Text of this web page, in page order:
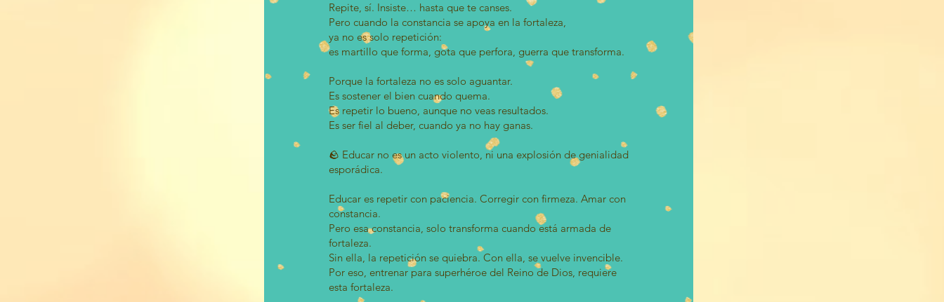
Repite, sí. Insiste… hasta que te canses.
Pero cuando la constancia se apoya en la fortaleza,
ya no es solo repetición:
es martillo que forma, gota que perfora, guerra que transforma.
Porque la fortaleza no es solo aguantar.
Es sostener el bien cuando quema.
Es repetir lo bueno, aunque no veas resultados.
Es ser fiel al deber, cuando ya no hay ganas.
🪨 Educar no es un acto violento, ni una explosión de genialidad
esporádica.
Educar es repetir con paciencia. Corregir con firmeza. Amar con
constancia.
Pero esa constancia, solo transforma cuando está armada de
fortaleza.
Sin ella, la repetición se quiebra. Con ella, se vuelve invencible.
Por eso, entrenar para superhéroe del Reino de Dios, requiere
esta fortaleza.